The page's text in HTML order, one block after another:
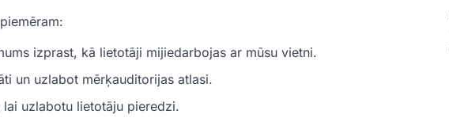
izprast, kā lietotāji mijiedarbojas ar mūsu vietni.
un uzlabot mērķauditorijas atlasi.
uzlabotu lietotāju pieredzi.